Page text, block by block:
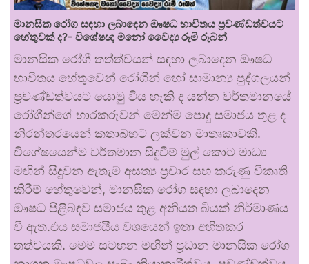
මානසික රෝග සඳහා ලබාදෙන ඖෂධ භාවිතය ප්‍රචණ්ඩත්වයට
හේතුවක් ද?- විශේෂඥ මනෝ වෛද්‍ය රූමි රූබන්
මානසික රෝගී තත්ත්වයන් සඳහා ලබාදෙන ඖෂධ
භාවිතය හේතුවෙන් රෝගීන් හෝ සාමාන්‍ය පුද්ගලයන්
ප්‍රචණ්ඩත්වයට යොමු විය හැකි ද යන්න වර්තමානයේ
රෝගීන්ගේ භාරකරුවන් මෙන්ම පොදු සමාජය තුළ ද
නිරන්තරයෙන් කතාබහට ලක්වන මාතෘකාවකි.
විශේෂයෙන්ම වර්තමාන සිදුවීම් මුල් කොට මාධ්‍ය
මඟින් සිදුවන ඇතැම් අසත්‍ය ප්‍රචාර සහ කරුණු විකෘති
කිරීම් හේතුවෙන්, මානසික රෝග සඳහා ලබාදෙන
ඖෂධ පිළිබඳව සමාජය තුළ අනියත බියක් නිර්මාණය
වී ඇත.එය සමාජයීය වශයෙන් ඉතා අහිතකර
තත්වයකි. මෙම සටහන මඟින් ප්‍රධාන මානසික රෝග